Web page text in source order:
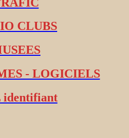
CLUBS
- LOGICIELS
identifiant